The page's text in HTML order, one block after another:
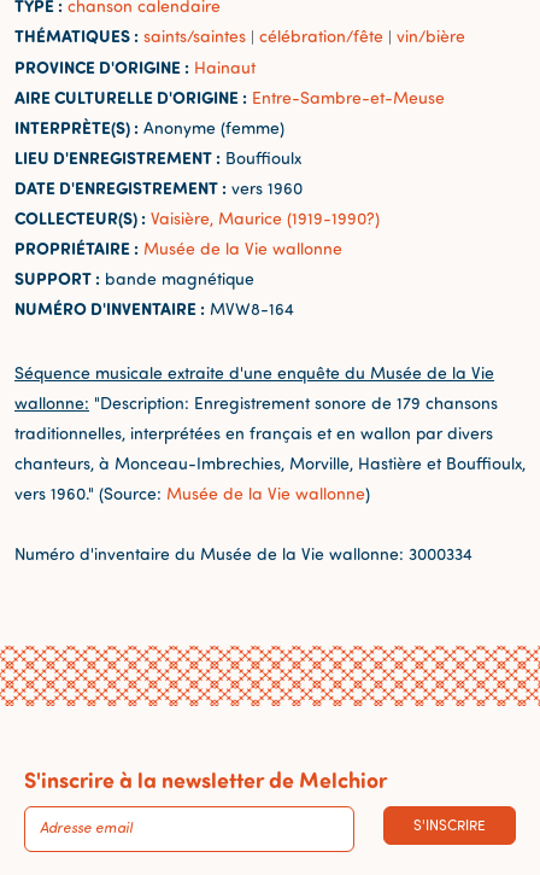
TYPE : chanson calendaire
THÉMATIQUES : saints/saintes | célébration/fête | vin/bière
PROVINCE D'ORIGINE : Hainaut
AIRE CULTURELLE D'ORIGINE : Entre-Sambre-et-Meuse
INTERPRÈTE(S) : Anonyme (femme)
LIEU D'ENREGISTREMENT : Bouffioulx
DATE D'ENREGISTREMENT : vers 1960
COLLECTEUR(S) : Vaisière, Maurice (1919-1990?)
PROPRIÉTAIRE : Musée de la Vie wallonne
SUPPORT : bande magnétique
NUMÉRO D'INVENTAIRE : MVW8-164
Séquence musicale extraite d'une enquête du Musée de la Vie
wallonne: "Description: Enregistrement sonore de 179 chansons
traditionnelles, interprétées en français et en wallon par divers
chanteurs, à Monceau-Imbrechies, Morville, Hastière et Bouffioulx,
vers 1960." (Source: Musée de la Vie wallonne)
Numéro d'inventaire du Musée de la Vie wallonne: 3000334
S'inscrire à la newsletter de Melchior
S'INSCRIRE